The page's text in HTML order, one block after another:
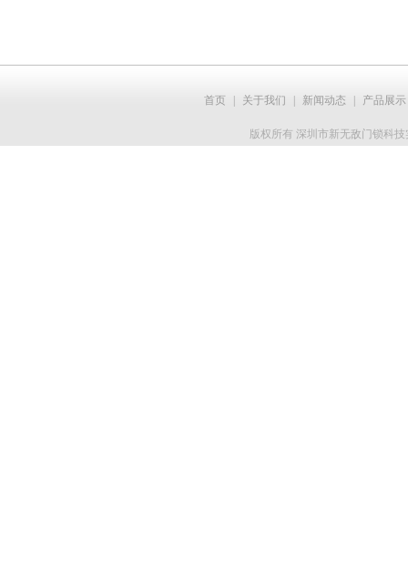
首页 关于我们 新闻动态 产品展示
版权所有 深圳市新无敌门锁科